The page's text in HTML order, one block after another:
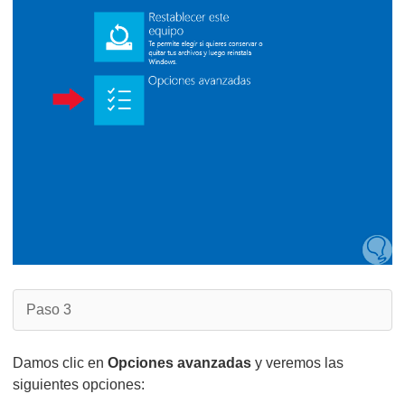
Paso 3
Damos clic en Opciones avanzadas y veremos las
siguientes opciones: